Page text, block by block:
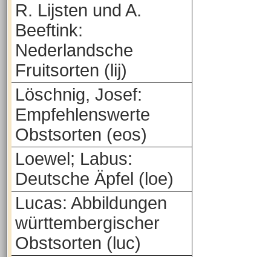
R. Lijsten und A.
Beeftink:
Nederlandsche
Fruitsorten (lij)
Löschnig, Josef:
Empfehlenswerte
Obstsorten (eos)
Loewel; Labus:
Deutsche Äpfel (loe)
Lucas: Abbildungen
württembergischer
Obstsorten (luc)